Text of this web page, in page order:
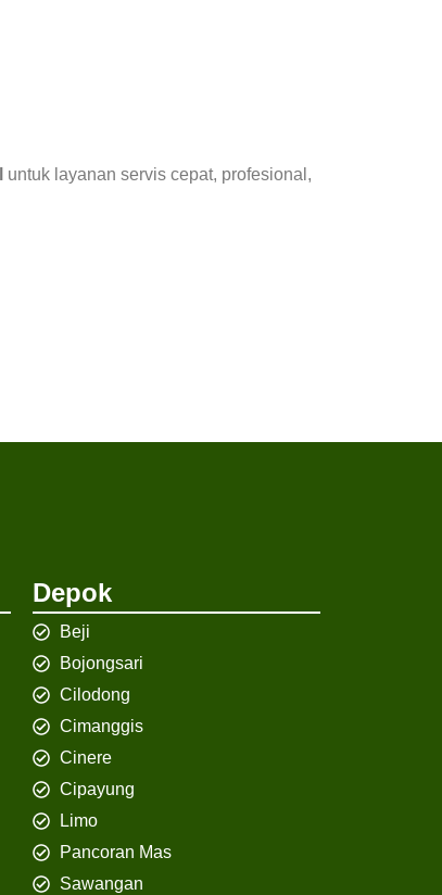
untuk layanan servis cepat, profesional,
Depok
Beji
Bojongsari
Cilodong
Cimanggis
Cinere
Cipayung
Limo
Pancoran Mas
Sawangan